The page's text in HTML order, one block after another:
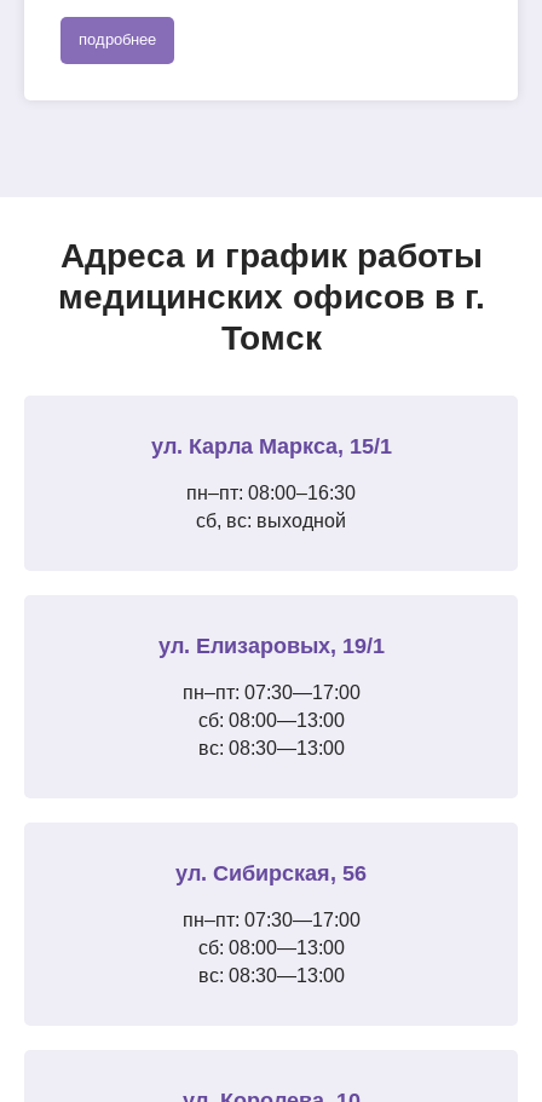
подробнее
Адреса и график работы
медицинских офисов в г.
Томск
ул. Карла Маркса, 15/1
пн–пт: 08:00–16:30
сб, вс: выходной
ул. Елизаровых, 19/1
пн–пт: 07:30—17:00
сб: 08:00—13:00
вс: 08:30—13:00
ул. Сибирская, 56
пн–пт: 07:30—17:00
сб: 08:00—13:00
вс: 08:30—13:00